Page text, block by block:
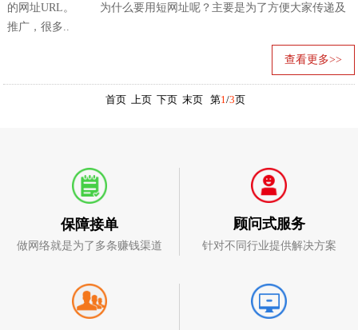
的网址URL。 为什么要用短网址呢？主要是为了方便大家传递及
推广，很多..
查看更多>>
首页 上页 下页 末页 第1/3 页
保障接单
做网络就是为了多条赚钱渠道
顾问式服务
针对不同行业提供解决方案